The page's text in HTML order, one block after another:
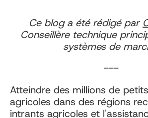
Ce blog a été rédigé par
Conseillère technique
systèmes de
---
Atteindre des millions de
agricoles dans des régions
intrants agricoles et